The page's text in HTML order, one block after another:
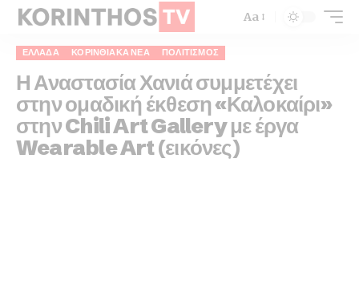
Aa
ΕΛΛΆΔΑ ΚΟΡΙΝΘΙΑΚΆ ΝΈΑ ΠΟΛΙΤΙΣΜΌΣ
Η Αναστασία Χανιά συμμετέχει
στην ομαδική έκθεση «Καλοκαίρι»
στην Chili Art Gallery με έργα
Wearable Art (εικόνες)